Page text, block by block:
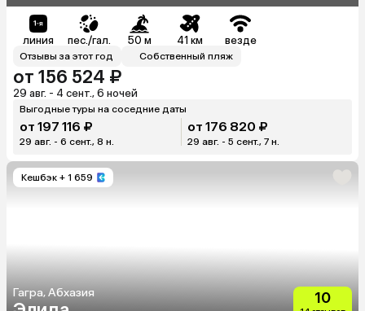
линия пес./гал. 50 м 41 км везде
Отзывы за этот год Собственный пляж
от 156 524 ₽
29 авг. - 4 сент., 6 ночей
Выгодные туры на соседние даты
от 197 116 ₽
29 авг. - 6 сент., 8 н.
от 176 820 ₽
29 авг. - 5 сент., 7 н.
Кешбэк + 1 659
Гагра, Абхазия 10